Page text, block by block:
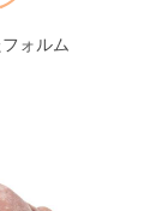
ォルム